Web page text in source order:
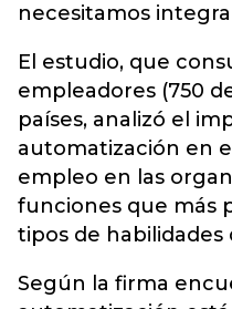
necesitamos
El estudio, que
empleadores (750
países, analizó el
automatización en
empleo en las
funciones que más
tipos de habilidades
Según la firma